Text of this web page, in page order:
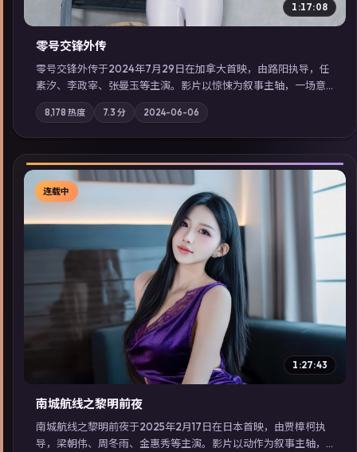
1:17:08
零号交锋外传
零号交锋外传于2024年7月29日在加拿大首映，由路阳执导，任
素汐、李政宰、张曼玉等主演。影片以惊悚为叙事主轴，一场意
外将众人卷入不可撤回的连锁反应；摄影与配乐强化地域气质；
站内亦可通过「国产免费观看高清电视剧在线看」延展检索同类
型高分佳作，畅享高清在线追剧体验。
8,178 热度 7.3 分 2024-06-06
▶
连载中
1:27:43
南城航线之黎明前夜
南城航线之黎明前夜于2025年2月17日在日本首映，由贾樟柯执
导，梁朝伟、周冬雨、金惠秀等主演。影片以动作为叙事主轴，